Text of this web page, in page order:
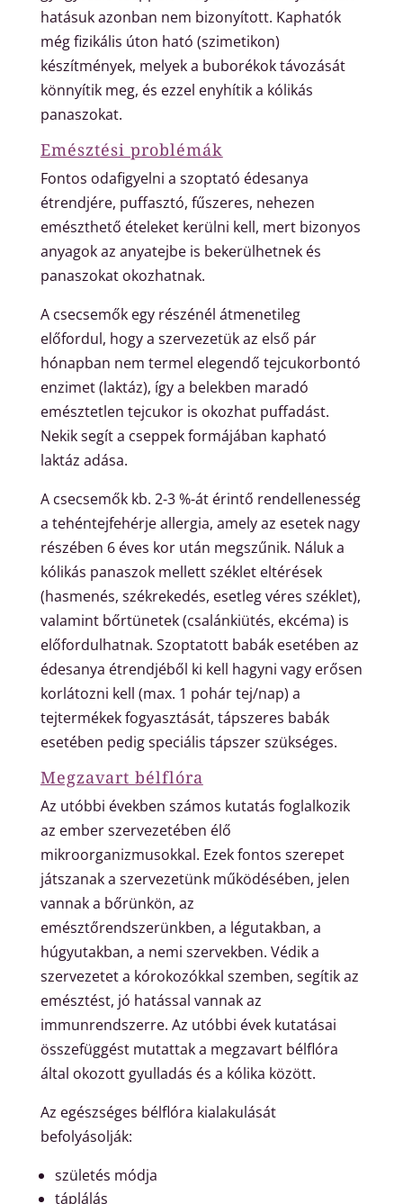
hatásuk azonban nem bizonyított. Kaphatók
még fizikális úton ható (szimetikon)
készítmények, melyek a buborékok távozását
könnyítik meg, és ezzel enyhítik a kólikás
panaszokat.
Emésztési problémák
Fontos odafigyelni a szoptató édesanya
étrendjére, puffasztó, fűszeres, nehezen
emészthető ételeket kerülni kell, mert bizonyos
anyagok az anyatejbe is bekerülhetnek és
panaszokat okozhatnak.
A csecsemők egy részénél átmenetileg
előfordul, hogy a szervezetük az első pár
hónapban nem termel elegendő tejcukorbontó
enzimet (laktáz), így a belekben maradó
emésztetlen tejcukor is okozhat puffadást.
Nekik segít a cseppek formájában kapható
laktáz adása.
A csecsemők kb. 2-3 %-át érintő rendellenesség
a tehéntejfehérje allergia, amely az esetek nagy
részében 6 éves kor után megszűnik. Náluk a
kólikás panaszok mellett széklet eltérések
(hasmenés, székrekedés, esetleg véres széklet),
valamint bőrtünetek (csalánkiütés, ekcéma) is
előfordulhatnak. Szoptatott babák esetében az
édesanya étrendjéből ki kell hagyni vagy erősen
korlátozni kell (max. 1 pohár tej/nap) a
tejtermékek fogyasztását, tápszeres babák
esetében pedig speciális tápszer szükséges.
Megzavart bélflóra
Az utóbbi években számos kutatás foglalkozik
az ember szervezetében élő
mikroorganizmusokkal. Ezek fontos szerepet
játszanak a szervezetünk működésében, jelen
vannak a bőrünkön, az
emésztőrendszerünkben, a légutakban, a
húgyutakban, a nemi szervekben. Védik a
szervezetet a kórokozókkal szemben, segítik az
emésztést, jó hatással vannak az
immunrendszerre. Az utóbbi évek kutatásai
összefüggést mutattak a megzavart bélflóra
által okozott gyulladás és a kólika között.
Az egészséges bélflóra kialakulását
befolyásolják:
születés módja
táplálás